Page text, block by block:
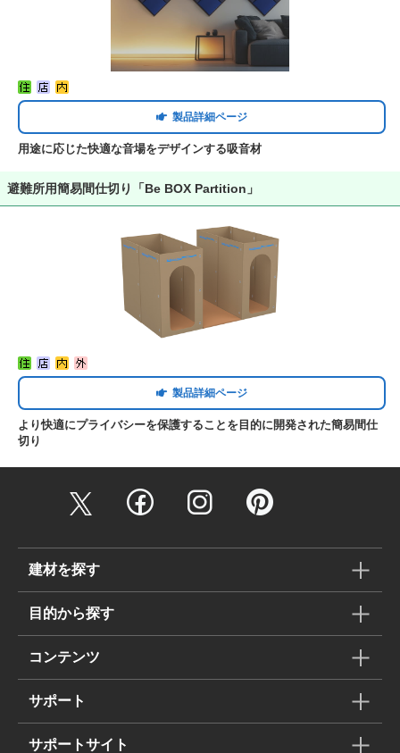
製品詳細ページ
用途に応じた快適な音場をデザインする吸音材
避難所用簡易間仕切り「Be BOX Partition」
製品詳細ページ
より快適にプライバシーを保護することを目的に開発された簡易間仕
切り
建材を探す
目的から探す
コンテンツ
サポート
サポートサイト